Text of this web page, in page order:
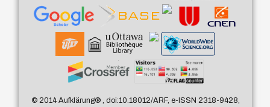
© 2014 Aufklärung®, doi:10.18012/ARF, e-ISSN 2318-9428,